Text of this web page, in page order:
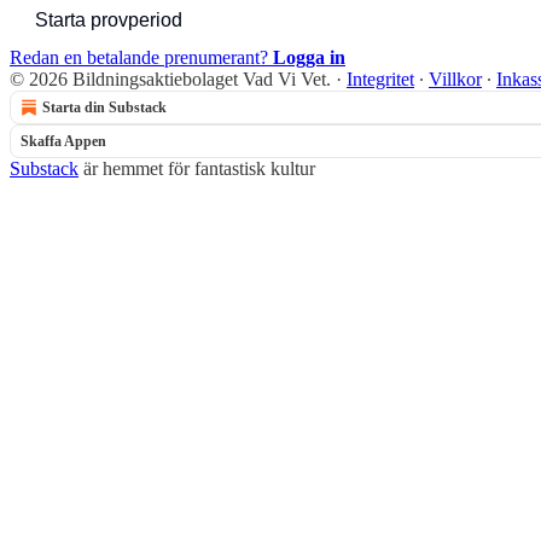
Starta provperiod
Redan en betalande prenumerant? Logga in
© 2026 Bildningsaktiebolaget Vad Vi Vet. · Integritet ∙ Villkor∙
Starta din Substack
Skaffa Appen
Substack är hemmet för fantastisk kultur